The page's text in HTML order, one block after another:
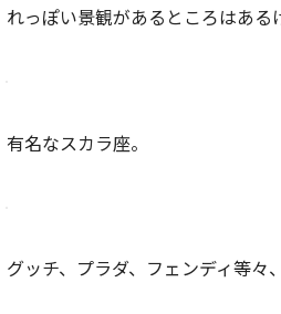
れっぽい景観があるところはある
有名なスカラ座。
グッチ、プラダ、フェンディ等々